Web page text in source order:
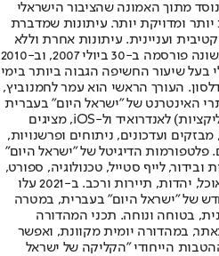
מתוך האמונה שהציבור הישראלי
יותר ומדויקת יותר. עיתונות שמדברת
ועניינית. עיתונות אחרת וללא
תשלום. המהדורה המודפסת הראשונה פורסמה ב-30 ביולי 2007, וב-2010
בעל שיעור החשיפה הגבוה ביותר בימי
העורך הראשי הוא עמר לחמנוביץ,
האינטרנט של "ישראל היום" בעברית
ובאנגלית, כמו כן היישומונים (אפליקציות) לאנדרואיד ול-iOS, מציגים
ועדכונים, ניתוחים ופרשנויות,
פלטפורמות הדיגיטל של "ישראל היום"
לייף סטייל, טכנולוגיה, ספורט,
כלכלה וצרכנות, בריאות, חיילים, אוכל, יהדות, תיירות ורכב. ב-2021 עלו
של "ישראל היום" בעברית, במטרה
בטוחה ונוחה. תכני המהדורה
במהדורה יומית מקוונת, ואפשר
הייחודי "הקליקה של ישראל